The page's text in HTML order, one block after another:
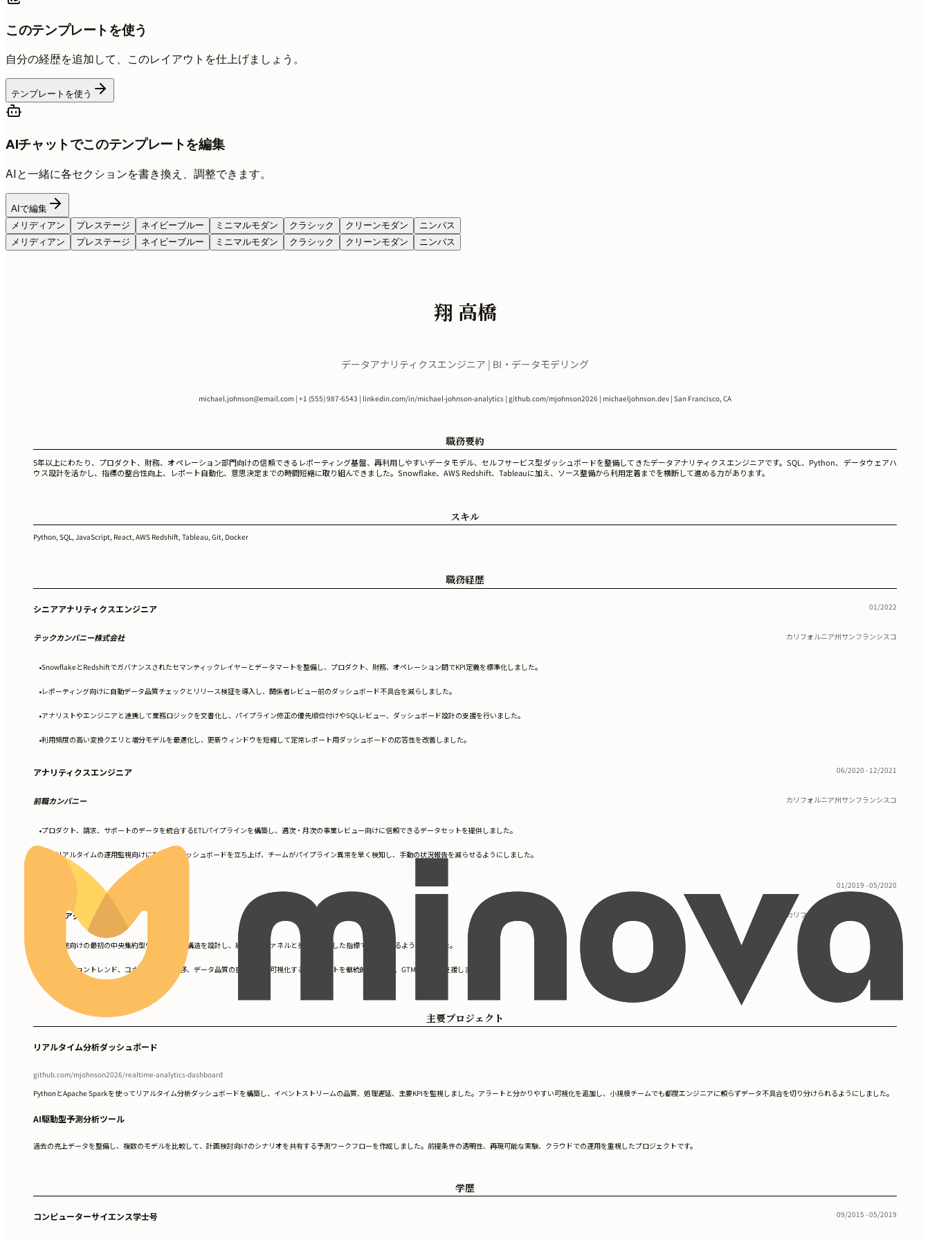
このテンプレートを使う
自分の経歴を追加して、このレイアウトを仕上げましょう。
テンプレートを使う
AIチャットでこのテンプレートを編集
AIと一緒に各セクションを書き換え、調整できます。
AIで編集
メリディアン
プレステージ ネイビーブルー ミニマルモダン クラシック クリーンモダン
ニンバス
メリディアン
プレステージ ネイビーブルー ミニマルモダン クラシック クリーンモダン ニンバス
翔 高橋
データアナリティクスエンジニア | BI・データモデリング
michael.johnson@email.com | +1 (555) 987-6543 | linkedin.com/in/michael-johnson-analytics | github.com/mjohnson2026 | michaeljohnson.dev | San Francisco, CA
職務要約
5年以上にわたり、プロダクト、財務、オペレーション部門向けの信頼できるレポーティング基盤、再利用しやすいデータモデル、セルフサービス型ダッシュボードを整備してきたデータアナリティクスエンジニアです。SQL、Python、データウェアハ
ウス設計を活かし、指標の整合性向上、レポート自動化、意思決定までの時間短縮に取り組んできました。Snowflake、AWS Redshift、Tableauに加え、ソース整備から利用定着までを横断して進める力があります。
スキル
Python, SQL, JavaScript, React, AWS Redshift, Tableau, Git, Docker
職務経歴
シニアアナリティクスエンジニア 01/2022
テックカンパニー株式会社 カリフォルニア州サンフランシスコ
•SnowflakeとRedshiftでガバナンスされたセマンティックレイヤーとデータマートを整備し、プロダクト、財務、オペレーション間でKPI定義を標準化しました。
•レポーティング向けに自動データ品質チェックとリリース検証を導入し、関係者レビュー前のダッシュボード不具合を減らしました。
•アナリストやエンジニアと連携して業務ロジックを文書化し、パイプライン修正の優先順位付けやSQLレビュー、ダッシュボード設計の支援を行いました。
•利用頻度の高い変換クエリと増分モデルを最適化し、更新ウィンドウを短縮して定常レポート用ダッシュボードの応答性を改善しました。
アナリティクスエンジニア 06/2020 - 12/2021
前職カンパニー カリフォルニア州サンフランシスコ
•プロダクト、請求、サポートのデータを統合するETLパイプラインを構築し、週次・月次の事業レビュー向けに信頼できるデータセットを提供しました。
ほぼリアルタイムの運用監視向けにTableauダッシュボードを立ち上げ、チームがパイプライン異常を早く検知し、手動の状況報告を減らせるようにしました。
データアナリスト 01/2019 - 05/2020
スタートアップ株式会社 カリフォルニア州サンフランシスコ
分析用途向けの最初の中央集約型ウェアハウス構造を設計し、経営層がファネルと売上を一貫した指標で確認できるようにしました。
コンバージョントレンド、コホートごとの推移、データ品質の抜け漏れを可視化するBIレポートを継続的に作成し、GTMチームを支援しました。
主要プロジェクト
リアルタイム分析ダッシュボード
github.com/mjohnson2026/realtime-analytics-dashboard
PythonとApache Sparkを使ってリアルタイム分析ダッシュボードを構築し、イベントストリームの品質、処理遅延、主要KPIを監視しました。アラートと分かりやすい可視化を追加し、小規模チームでも都度エンジニアに頼らずデータ不具合を切り分けられるようにしました。
AI駆動型予測分析ツール
過去の売上データを整備し、複数のモデルを比較して、計画検討向けのシナリオを共有する予測ワークフローを作成しました。前提条件の透明性、再現可能な実験、クラウドでの運用を重視したプロジェクトです。
学歴
コンピューターサイエンス学士号 09/2015 - 05/2019